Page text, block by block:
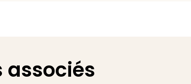
associés